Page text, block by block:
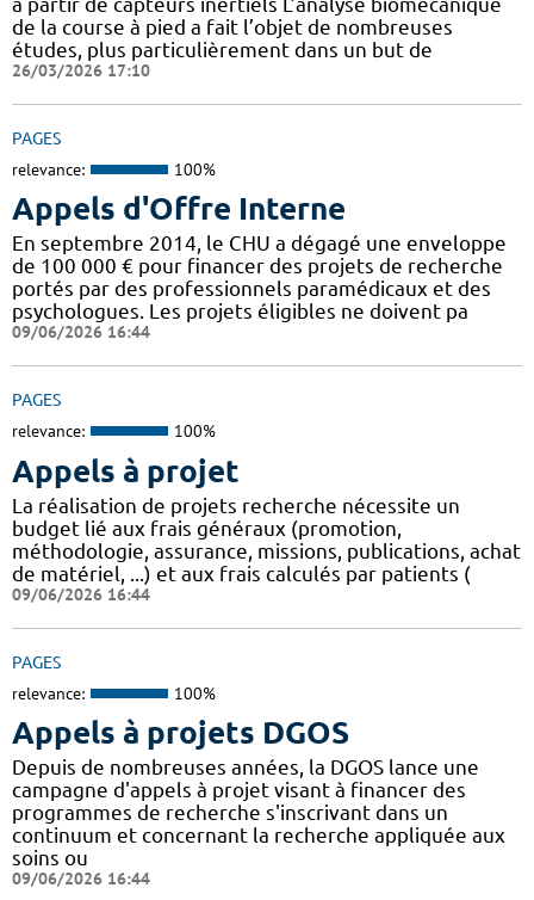
de la course à pied a fait l’objet de nombreuses
études, plus particulièrement dans un but de
26/03/2026 17:10
PAGES
relevance: 100%
Appels d'Offre Interne
En septembre 2014, le CHU a dégagé une enveloppe
de 100 000 € pour financer des projets de recherche
portés par des professionnels paramédicaux et des
psychologues. Les projets éligibles ne doivent pa
09/06/2026 16:44
PAGES
relevance: 100%
Appels à projet
La réalisation de projets recherche nécessite un
budget lié aux frais généraux (promotion,
méthodologie, assurance, missions, publications, achat
de matériel, ...) et aux frais calculés par patients (
09/06/2026 16:44
PAGES
relevance: 100%
Appels à projets DGOS
Depuis de nombreuses années, la DGOS lance une
campagne d'appels à projet visant à financer des
programmes de recherche s'inscrivant dans un
continuum et concernant la recherche appliquée aux
soins ou
09/06/2026 16:44